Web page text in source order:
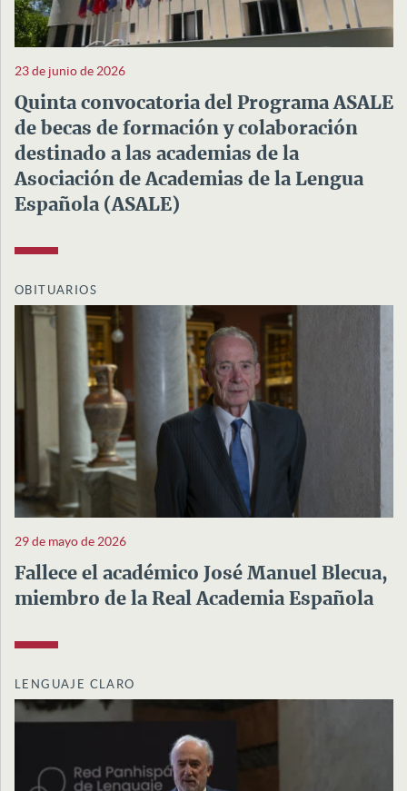
23 de junio de 2026
Quinta convocatoria del Programa ASALE
de becas de formación y colaboración
destinado a las academias de la
Asociación de Academias de la Lengua
Española (ASALE)
OBITUARIOS
29 de mayo de 2026
Fallece el académico José Manuel Blecua,
miembro de la Real Academia Española
LENGUAJE CLARO